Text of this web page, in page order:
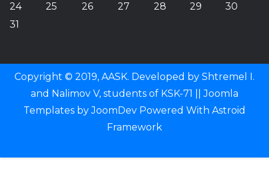
24
25 26 27 28 29
30
31
Copyright © 2019, AASK. Developed by Shtremel I.
and Nalimov V, students of KSK-71 ||Joomla
Templates byJoomDev Powered With Astroid
Framework